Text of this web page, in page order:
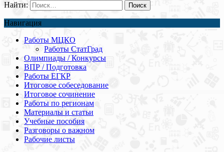
Найти:
Навигация
Работы МЦКО
Работы СтатГрад
Олимпиады / Конкурсы
ВПР / Подготовка
Работы ЕГКР
Итоговое собеседование
Итоговое сочинение
Работы по регионам
Материалы и статьи
Учебные пособия
Разговоры о важном
Рабочие листы